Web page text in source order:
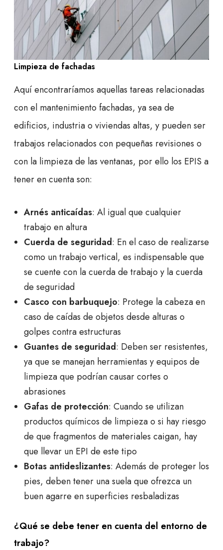
Limpieza de fachadas
Aquí encontraríamos aquellas tareas relacionadas
con el mantenimiento fachadas, ya sea de
edificios, industria o viviendas altas, y pueden ser
trabajos relacionados con pequeñas revisiones o
con la limpieza de las ventanas, por ello los EPIS a
tener en cuenta son:
Arnés anticaídas: Al igual que cualquier
trabajo en altura
Cuerda de seguridad: En el caso de realizarse
como un trabajo vertical, es indispensable que
se cuente con la cuerda de trabajo y la cuerda
de seguridad
Casco con barbuquejo: Protege la cabeza en
caso de caídas de objetos desde alturas o
golpes contra estructuras
Guantes de seguridad: Deben ser resistentes,
ya que se manejan herramientas y equipos de
limpieza que podrían causar cortes o
abrasiones
Gafas de protección: Cuando se utilizan
productos químicos de limpieza o si hay riesgo
de que fragmentos de materiales caigan, hay
que llevar un EPI de este tipo
Botas antideslizantes: Además de proteger los
pies, deben tener una suela que ofrezca un
buen agarre en superficies resbaladizas
¿Qué se debe tener en cuenta del entorno de
trabajo?